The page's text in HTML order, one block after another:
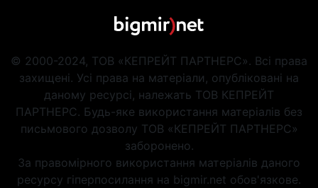
© 2000-2024, ТОВ «КЕПРЕЙТ ПАРТНЕРС». Всі права
захищені. Усі права на матеріали, опубліковані на
даному ресурсі, належать ТОВ КЕПРЕЙТ
ПАРТНЕРС. Будь-яке використання матеріалів без
письмового дозволу ТОВ «КЕПРЕЙТ ПАРТНЕРС»
заборонено.
За правомірного використання матеріалів даного
ресурсу гіперпосилання на bigmir.net обов'язкове.